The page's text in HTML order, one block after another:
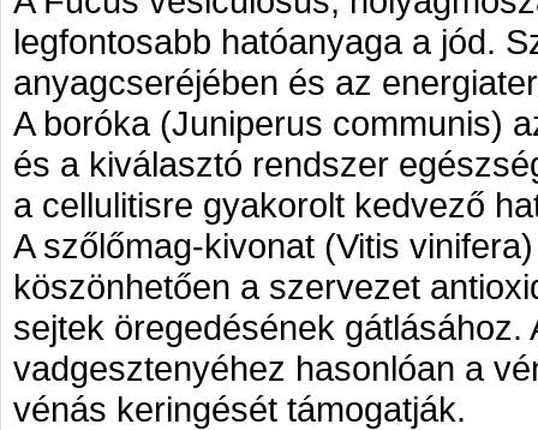
legfontosabb hatóanyaga a jód.
anyagcseréjében és az
A boróka (Juniperus communis)
és a kiválasztó rendszer
a cellulitisre gyakorolt kedvező
A szőlőmag-kivonat (Vitis
köszönhetően a szervezet
sejtek öregedésének gátlásához.
vadgesztenyéhez hasonlóan a
vénás keringését támogatják.